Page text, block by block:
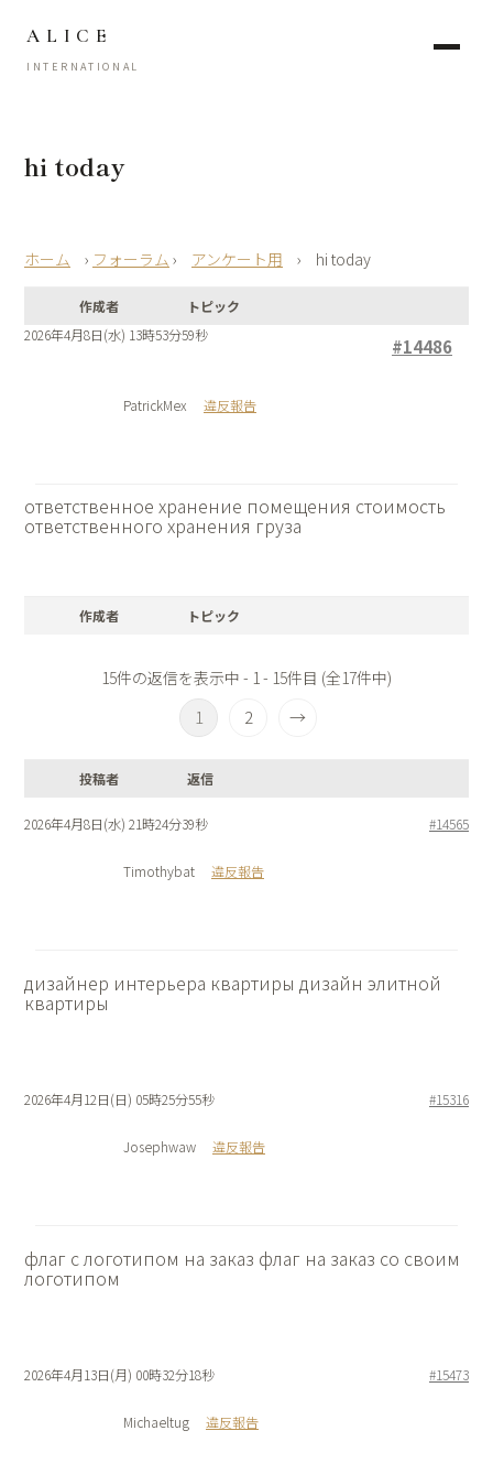
ALICE
INTERNATIONAL
hi today
› フォーラム › アンケート用 › hi today
作成者
トピック
2026年4月8日(水) 13時53分59秒
#14486
PatrickMex 違反報告
ответственное хранение помещения стоимость
ответственного хранения груза
作成者 トピック
15件の返信を表示中 - 1 - 15件目 (全17件中)
1 2 →
投稿者 返信
2026年4月8日(水) 21時24分39秒 #14565
Timothybat 違反報告
дизайнер интерьера квартиры дизайн элитной
квартиры
2026年4月12日(日) 05時25分55秒 #15316
Josephwaw 違反報告
флаг с логотипом на заказ флаг на заказ со своим
логотипом
2026年4月13日(月) 00時32分18秒 #15473
Michaeltug 違反報告